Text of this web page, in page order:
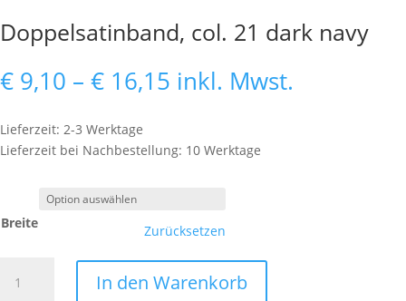
Doppelsatinband, col. 21 dark navy
€ 9,10 – € 16,15 Preisspanne:
€ 9,10
€ 16,15
inkl. Mwst.
Lieferzeit: 2-3 Werktage
Lieferzeit bei Nachbestellung: 10 Werktage
Breite Zurücksetzen
Doppelsatinband,
col.
In den Warenkorb